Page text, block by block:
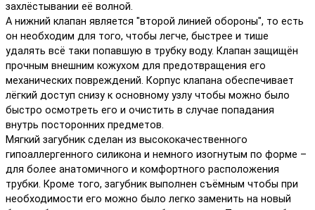
захлёстывании её волной.
А нижний клапан является "второй линией обороны", то есть
он необходим для того, чтобы легче, быстрее и тише
удалять всё таки попавшую в трубку воду. Клапан защищён
прочным внешним кожухом для предотвращения его
механических повреждений. Корпус клапана обеспечивает
лёгкий доступ снизу к основному узлу чтобы можно было
быстро осмотреть его и очистить в случае попадания
внутрь посторонних предметов.
Мягкий загубник сделан из высококачественного
гипоаллергенного силикона и немного изогнутым по форме –
для более анатомичного и комфортного расположения
трубки. Кроме того, загубник выполнен съёмным чтобы при
необходимости его можно было легко заменить на новый